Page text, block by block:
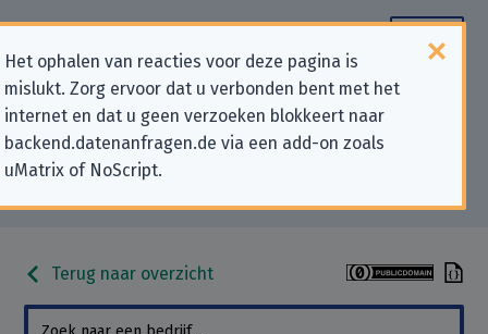
Het ophalen van reacties voor deze pagina is
mislukt. Zorg ervoor dat u verbonden bent met het
internet en dat u geen verzoeken blokkeert naar
backend.datenanfragen.de via een add-on zoals
uMatrix of NoScript.
Contactgegevens voor
privacygerelateerde verzoeken
aan “Allers grupa sp. z o.o.”
Terug naar overzicht